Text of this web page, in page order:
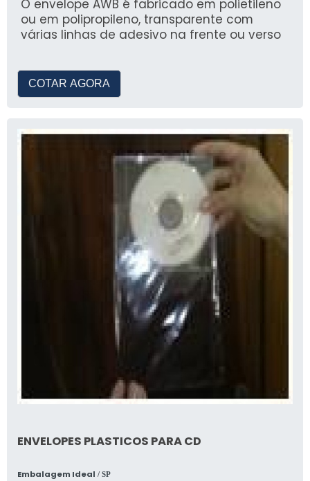
O envelope AWB é fabricado em polietileno
ou em polipropileno, transparente com
várias linhas de adesivo na frente ou verso
COTAR AGORA
ENVELOPES PLASTICOS PARA CD
Embalagem Ideal / SP